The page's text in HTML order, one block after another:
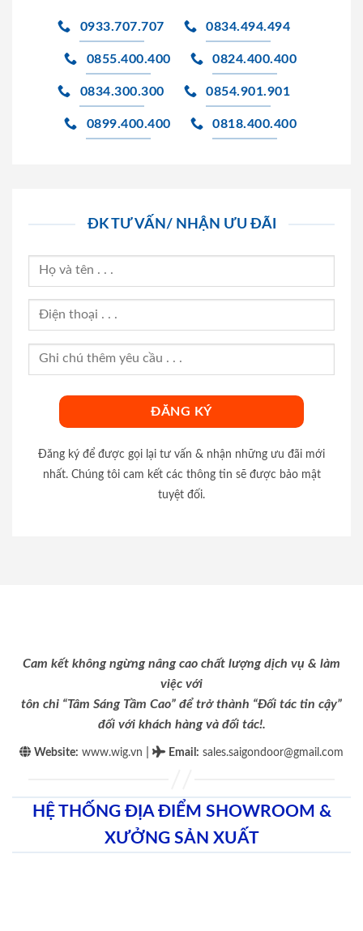
0933.707.707 0834.494.494
0855.400.400 0824.400.400
0834.300.300 0854.901.901
0899.400.400 0818.400.400
ĐK TƯ VẤN/ NHẬN ƯU ĐÃI
Đăng ký để được gọi lại tư vấn & nhận những ưu đãi mới
nhất. Chúng tôi cam kết các thông tin sẽ được bảo mật
tuyệt đối.
Cam kết không ngừng nâng cao chất lượng dịch vụ & làm
việc với
tôn chỉ “Tâm Sáng Tầm Cao” để trở thành “Đối tác tin cậy”
đối với khách hàng và đối tác!.
Website: www.wig.vn Email : sales.saigondoor@gmail.com
HỆ THỐNG ĐỊA ĐIỂM SHOWROOM &
XƯỞNG SẢN XUẤT